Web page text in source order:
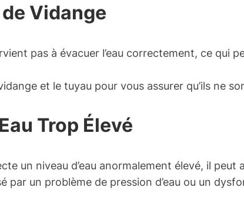
Vidange
pas à évacuer l’eau correctement, ce qui
et le tuyau pour vous assurer qu’ils ne
Trop Élevé
un niveau d’eau anormalement élevé, il peut
par un problème de pression d’eau ou un